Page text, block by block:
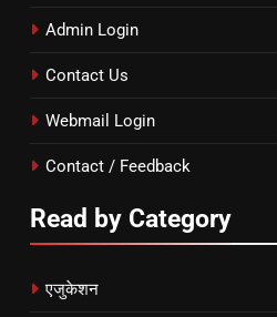
Admin Login
Contact Us
Webmail Login
Contact / Feedback
Read by Category
एजुकेशन